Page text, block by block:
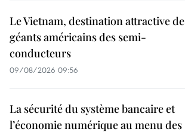
Le Vietnam, destination attractive de
géants américains des semi-
conducteurs
09/08/2026 09:56
La sécurité du système bancaire et
l’économie numérique au menu des